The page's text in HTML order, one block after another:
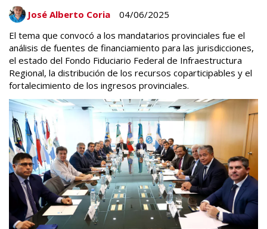
El tema que convocó a los mandatarios provinciales fue el
análisis de fuentes de financiamiento para las jurisdicciones,
el estado del Fondo Fiduciario Federal de Infraestructura
Regional, la distribución de los recursos coparticipables y el
fortalecimiento de los ingresos provinciales.
04/06/2025
José Alberto Coria